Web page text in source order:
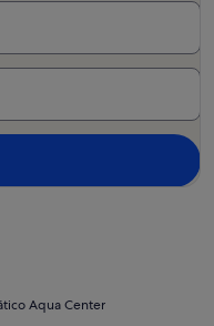
Aqua Center